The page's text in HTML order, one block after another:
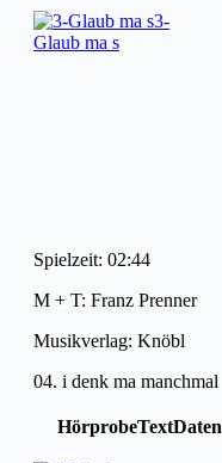
3-
Glaub ma s
Spielzeit: 02:44
M + T: Franz Prenner
Musikverlag: Knöbl
04. i denk ma manchmal
HörprobeTextDaten